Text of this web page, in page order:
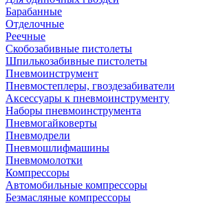
Барабанные
Отделочные
Реечные
Скобозабивные пистолеты
Шпилькозабивные пистолеты
Пневмоинструмент
Пневмостеплеры, гвоздезабиватели
Аксессуары к пневмоинструменту
Наборы пневмоинструмента
Пневмогайковерты
Пневмодрели
Пневмошлифмашины
Пневмомолотки
Компрессоры
Автомобильные компрессоры
Безмасляные компрессоры